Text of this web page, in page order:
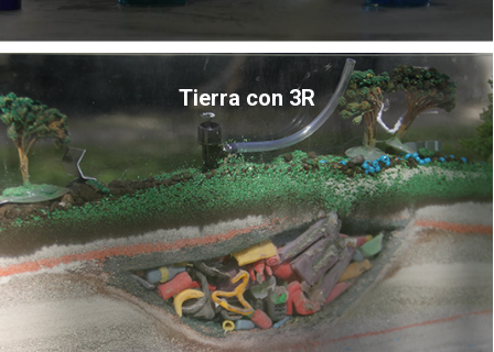
Tierra con 3R